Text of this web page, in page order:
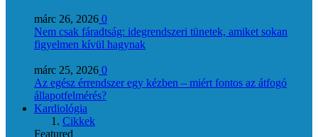
márc 26, 2026 0
Nem csak fáradtság: idegrendszeri tünetek, amiket sokan
figyelmen kívül hagynak
márc 25, 2026 0
Az egész érrendszer egy kézben – miért fontos az átfogó
állapotfelmérés?
Kardiológia
Cikkek
Featured